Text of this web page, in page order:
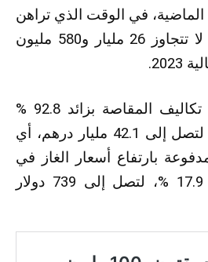
الماضية، في الوقت الذي تراهن
الحكومة على نفقات لا تتجاوز 26 مليار و580 مليون
وفي المقابل، قفزت تكاليف المقاصة بزائد 92.8 %
خلال السنة الماضية، لتصل إلى 42.1 مليار درهم، أي
مدفوعة بارتفاع أسعار الغاز في
السوق الدولية بزائد 17.9 %، لتصل إلى 739 دولار